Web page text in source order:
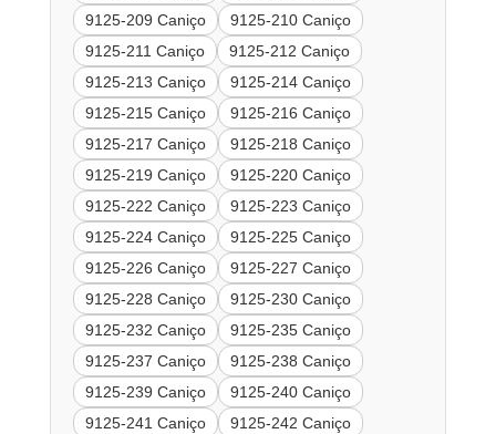
9125-209 Caniço
9125-210 Caniço
9125-211 Caniço
9125-212 Caniço
9125-213 Caniço
9125-214 Caniço
9125-215 Caniço
9125-216 Caniço
9125-217 Caniço
9125-218 Caniço
9125-219 Caniço
9125-220 Caniço
9125-222 Caniço
9125-223 Caniço
9125-224 Caniço
9125-225 Caniço
9125-226 Caniço
9125-227 Caniço
9125-228 Caniço
9125-230 Caniço
9125-232 Caniço
9125-235 Caniço
9125-237 Caniço
9125-238 Caniço
9125-239 Caniço
9125-240 Caniço
9125-241 Caniço
9125-242 Caniço